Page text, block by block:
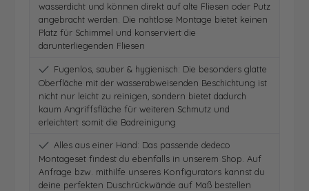
wasserdicht und können direkt auf alte Fliesen oder Putz
angebracht werden. Die nahtlose Montage bietet keinen
Platz für Schimmel und konserviert die
darunterliegenden Fliesen
Fugenlos, sauber & hygienisch: Die besonders glatte
Oberfläche mit der wasserabweisenden Beschichtung ist
nicht nur leicht zu reinigen, sondern bietet dadurch
kaum Angriffsfläche für weiteren Schmutz und
erleichtert somit die Badreinigung
Alles aus einer Hand: Das passende dedeco
Montageset findest du ebenfalls in unserem Shop. Auf
Anfrage bzw. mithilfe unseres Konfigurators kannst du
deine perfekten Duschrückwände auf Maß bestellen